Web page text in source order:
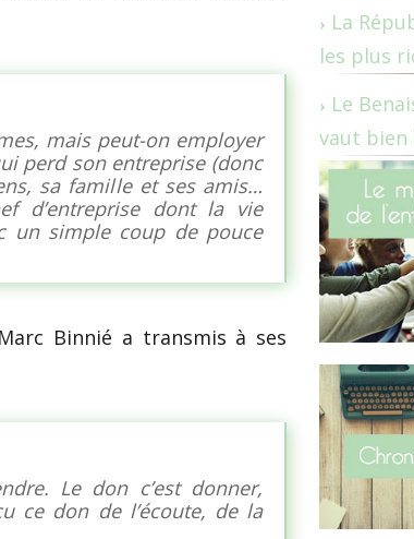
mais peut-on employer
perd son entreprise (donc
sa famille et ses amis…
d’entreprise dont la vie
un simple coup de pouce
Binnié a transmis à ses
Le don c’est donner,
ce don de l’écoute, de la
La
les plus
Le
vaut bien